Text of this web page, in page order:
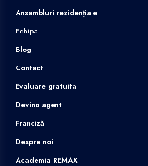
Ansambluri rezidențiale
Echipa
Blog
Contact
Evaluare gratuita
Devino agent
Franciză
Despre noi
Academia REMAX